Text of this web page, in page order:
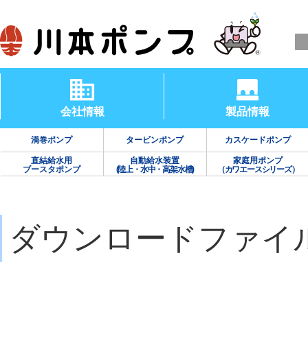
会社情報 製品情報
渦巻ポンプ タービンポンプ カスケードポンプ
直結給水用
ブースタポンプ
自動給水装置
(陸上・水中・高架水槽)
家庭用ポンプ
（カワエースシリーズ）
ダウンロードファイ